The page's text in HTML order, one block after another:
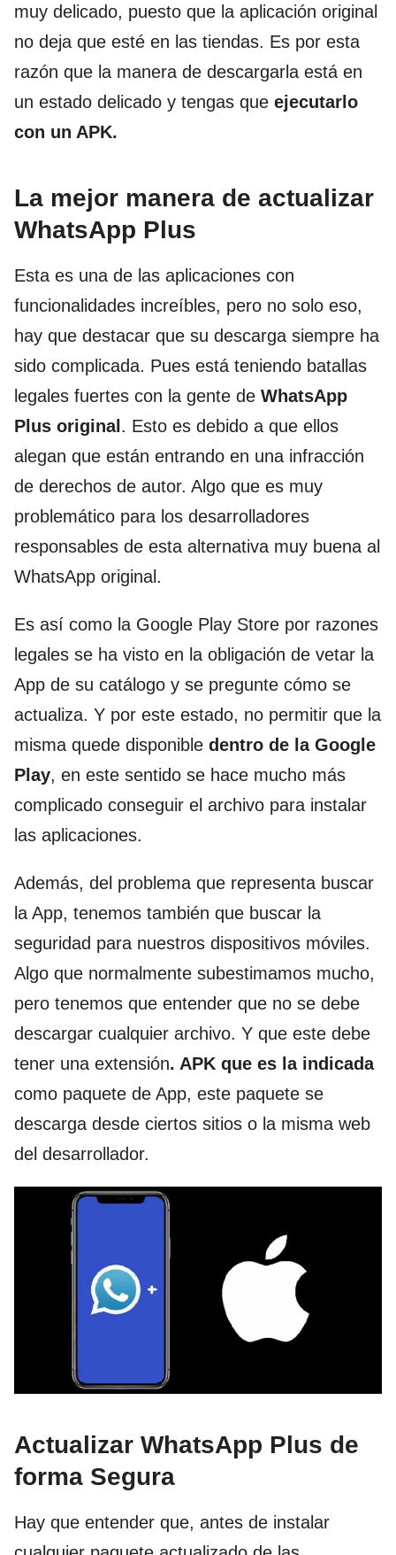
muy delicado, puesto que la aplicación original
no deja que esté en las tiendas. Es por esta
razón que la manera de descargarla está en
un estado delicado y tengas que ejecutarlo
con un APK.
La mejor manera de actualizar
WhatsApp Plus
Esta es una de las aplicaciones con
funcionalidades increíbles, pero no solo eso,
hay que destacar que su descarga siempre ha
sido complicada. Pues está teniendo batallas
legales fuertes con la gente de WhatsApp
Plus original. Esto es debido a que ellos
alegan que están entrando en una infracción
de derechos de autor. Algo que es muy
problemático para los desarrolladores
responsables de esta alternativa muy buena al
WhatsApp original.
Es así como la Google Play Store por razones
legales se ha visto en la obligación de vetar la
App de su catálogo y se pregunte cómo se
actualiza. Y por este estado, no permitir que la
misma quede disponible dentro de la Google
Play, en este sentido se hace mucho más
complicado conseguir el archivo para instalar
las aplicaciones.
Además, del problema que representa buscar
la App, tenemos también que buscar la
seguridad para nuestros dispositivos móviles.
Algo que normalmente subestimamos mucho,
pero tenemos que entender que no se debe
descargar cualquier archivo. Y que este debe
tener una extensión. APK que es la indicada
como paquete de App, este paquete se
descarga desde ciertos sitios o la misma web
del desarrollador.
Actualizar WhatsApp Plus de
forma Segura
Hay que entender que, antes de instalar